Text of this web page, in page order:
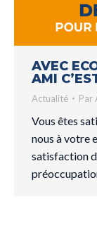
AVEC
AMI
Actualité Par
Vous êtes
nous à votre
satisfaction